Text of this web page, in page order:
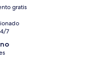
gratis
7